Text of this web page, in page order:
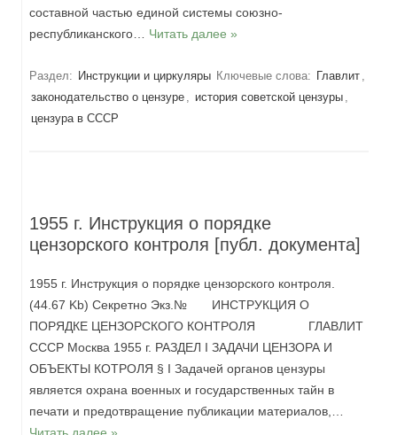
составной частью единой системы союзно-
республиканского… Читать далее »
Раздел: Инструкции и циркуляры Ключевые слова: Главлит ,
законодательство о цензуре , история советской цензуры ,
цензура в СССР
1955 г. Инструкция о порядке
цензорского контроля [публ. документа]
1955 г. Инструкция о порядке цензорского контроля.
(44.67 Kb) Секретно Экз.№ ИНСТРУКЦИЯ О
ПОРЯДКЕ ЦЕНЗОРСКОГО КОНТРОЛЯ ГЛАВЛИТ
СССР Москва 1955 г. РАЗДЕЛ I ЗАДАЧИ ЦЕНЗОРА И
ОБЪЕКТЫ КОТРОЛЯ § I Задачей органов цензуры
является охрана военных и государственных тайн в
печати и предотвращение публикации материалов,…